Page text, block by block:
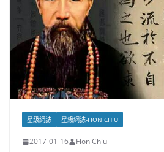
星級網誌 星級網誌-FION CHIU
2017-01-16 Fion Chiu